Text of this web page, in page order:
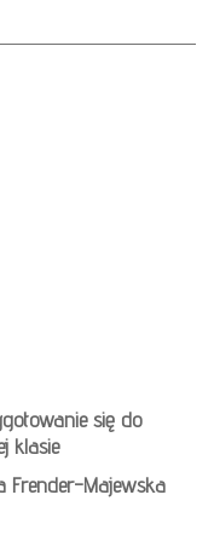
się do
klasie
Frender-Majewska